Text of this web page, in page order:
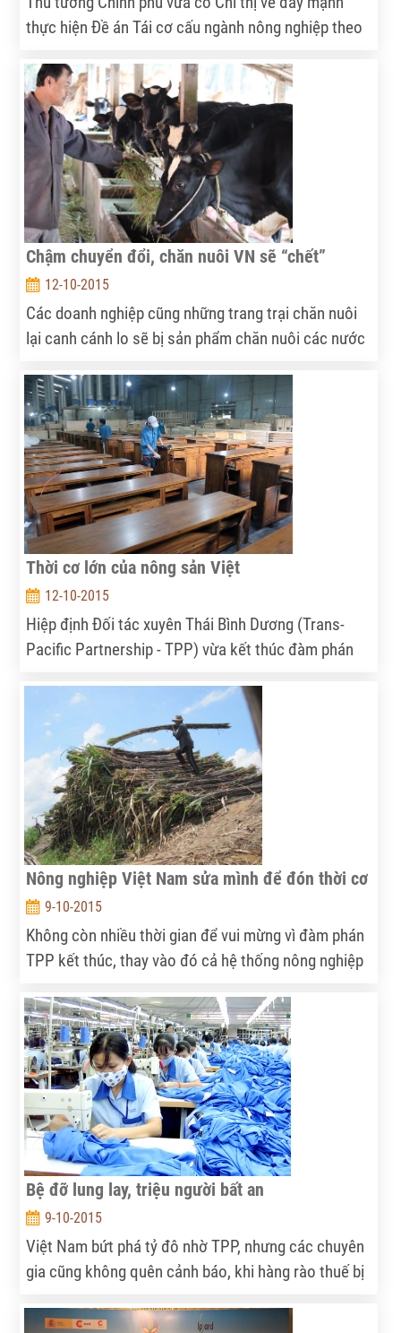
thực hiện Đề án Tái cơ cấu ngành nông nghiệp theo
vững. Trong đó yêu cầu đổi mới tổ chức sản xuất
theo hướng hợp tác, liên kết chặt chẽ trong chuỗi
giá trị từ sản xuất đến tiêu thụ giữa nông dân, hợp
tác xã, tổ hợp tác với doanh nghiệp, trong đó doanh
nghiệp giữ vai trò nòng cốt.
Chậm chuyển đổi, chăn nuôi VN sẽ “chết”
12-10-2015
Các doanh nghiệp cũng những trang trại chăn nuôi
lại canh cánh lo sẽ bị sản phẩm chăn nuôi các nước
bỏ...
Thời cơ lớn của nông sản Việt
12-10-2015
Hiệp định Đối tác xuyên Thái Bình Dương (Trans-
Pacific Partnership - TPP) vừa kết thúc đàm phán
nông sản Việt Nam, nhưng cũng tạo ra không ít
thách thức.
Nông nghiệp Việt Nam sửa mình để đón thời cơ
9-10-2015
Không còn nhiều thời gian để vui mừng vì đàm phán
TPP kết thúc, thay vào đó cả hệ thống nông nghiệp
tận dụng tốt “cơ hội vàng” của thế kỷ 21... Đó là ý
kiến của nhiều chuyên gia, nhà khoa học và doanh
nghiệp (DN) với phóng viên Dân Việt.
Bệ đỡ lung lay, triệu người bất an
9-10-2015
Việt Nam bứt phá tỷ đô nhờ TPP, nhưng các chuyên
gia cũng không quên cảnh báo, khi hàng rào thuế bị
Nam trong khó khăn, sẽ bị chịu tác động nặng nhất.